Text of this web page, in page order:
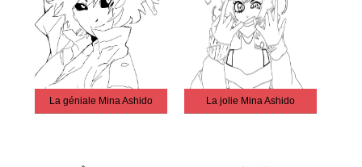
La géniale Mina Ashido La jolie Mina Ashido